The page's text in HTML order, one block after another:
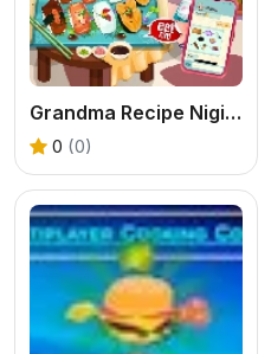
Grandma Recipe Nigiri Sushi
0 (0)